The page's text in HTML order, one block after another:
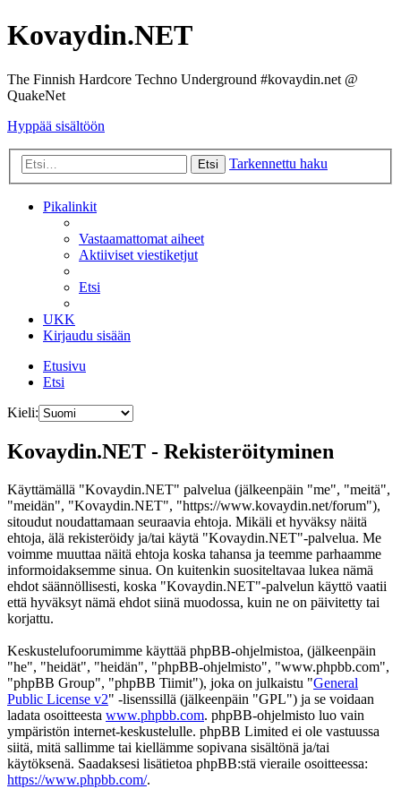
Kovaydin.NET
The Finnish Hardcore Techno Underground #kovaydin.net @
QuakeNet
Hyppää sisältöön
Etsi Tarkennettu haku
Pikalinkit
Vastaamattomat aiheet
Aktiiviset viestiketjut
Etsi
UKK
Kirjaudu sisään
Etusivu
Etsi
Kieli:
Kovaydin.NET - Rekisteröityminen
Käyttämällä "Kovaydin.NET" palvelua (jälkeenpäin "me", "meitä",
"meidän", "Kovaydin.NET", "https://www.kovaydin.net/forum"),
sitoudut noudattamaan seuraavia ehtoja. Mikäli et hyväksy näitä
ehtoja, älä rekisteröidy ja/tai käytä "Kovaydin.NET"-palvelua. Me
voimme muuttaa näitä ehtoja koska tahansa ja teemme parhaamme
informoidaksemme sinua. On kuitenkin suositeltavaa lukea nämä
ehdot säännöllisesti, koska "Kovaydin.NET"-palvelun käyttö vaatii
että hyväksyt nämä ehdot siinä muodossa, kuin ne on päivitetty tai
korjattu.
Keskustelufoorumimme käyttää phpBB-ohjelmistoa, (jälkeenpäin
"he", "heidät", "heidän", "phpBB-ohjelmisto", "www.phpbb.com",
"phpBB Group", "phpBB Tiimit"), joka on julkaistu "General
Public License v2" -lisenssillä (jälkeenpäin "GPL") ja se voidaan
ladata osoitteesta www.phpbb.com. phpBB-ohjelmisto luo vain
ympäristön internet-keskustelulle. phpBB Limited ei ole vastuussa
siitä, mitä sallimme tai kiellämme sopivana sisältönä ja/tai
käytöksenä. Saadaksesi lisätietoa phpBB:stä vieraile osoitteessa:
https://www.phpbb.com/.